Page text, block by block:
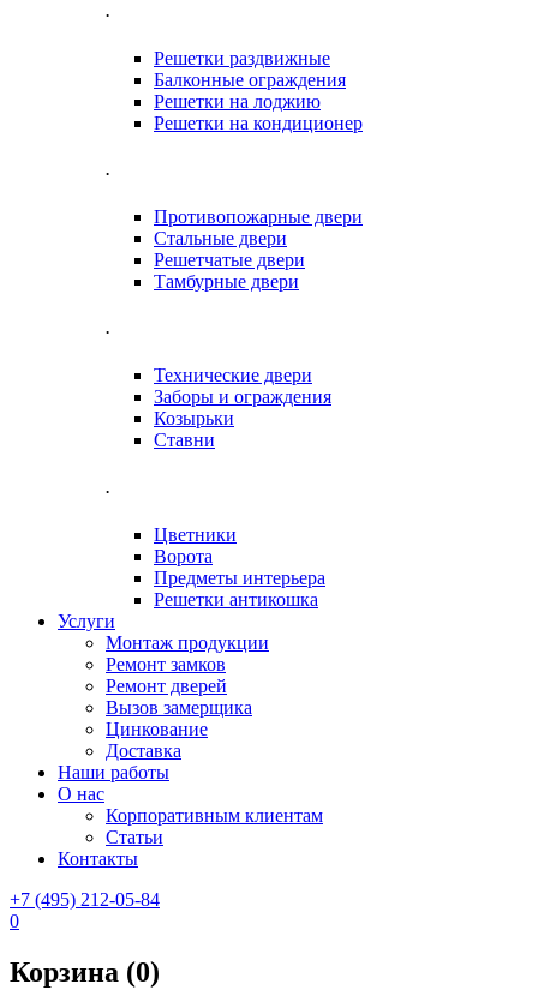
.
Решетки раздвижные
Балконные ограждения
Решетки на лоджию
Решетки на кондиционер
.
Противопожарные двери
Стальные двери
Решетчатые двери
Тамбурные двери
.
Технические двери
Заборы и ограждения
Козырьки
Ставни
.
Цветники
Ворота
Предметы интерьера
Решетки антикошка
Услуги
Монтаж продукции
Ремонт замков
Ремонт дверей
Вызов замерщика
Цинкование
Доставка
Наши работы
О нас
Корпоративным клиентам
Статьи
Контакты
+7 (495) 212-05-84
0
Корзина (0)